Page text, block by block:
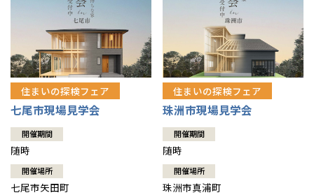
住まいの探検フェア
七尾市現場見学会
開催期間
随時
開催場所
七尾市矢田町
住まいの探検フェア
珠洲市現場見学会
開催期間
随時
開催場所
珠洲市真浦町